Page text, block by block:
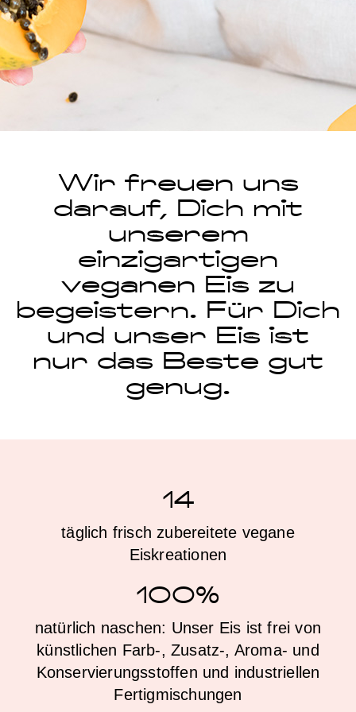
Wir freuen uns
darauf, Dich mit
unserem
einzigartigen
veganen Eis zu
begeistern. Für Dich
und unser Eis ist
nur das Beste gut
genug.
14
täglich frisch zubereitete vegane
Eiskreationen
100%
natürlich naschen: Unser Eis ist frei von
künstlichen Farb-, Zusatz-, Aroma- und
Konservierungsstoffen und industriellen
Fertigmischungen